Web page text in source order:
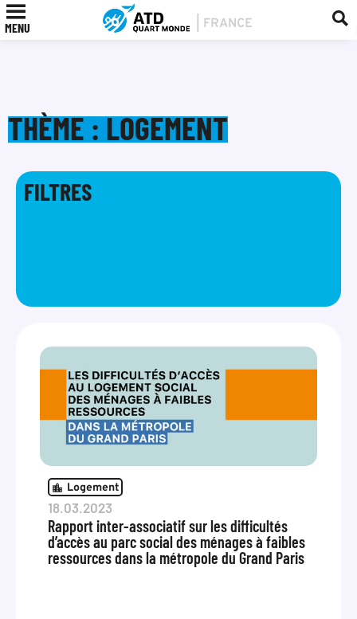
MENU
THÈME : LOGEMENT
FILTRES
Logement
18.03.2023
Rapport inter-associatif sur les difficultés
d’accès au parc social des ménages à faibles
ressources dans la métropole du Grand Paris